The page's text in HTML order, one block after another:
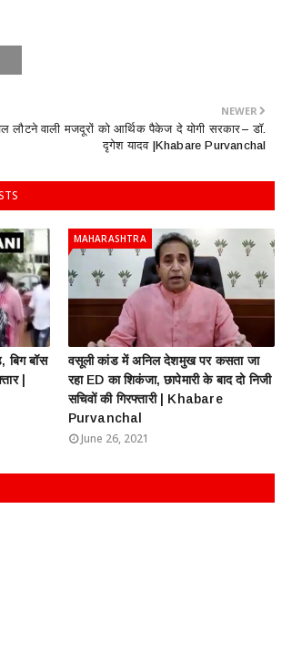
NEWER
लौटने वाली मजदूरों को आर्थिक पैकेज दे योगी सरकार– डॉ.
दृगेश यादव |Khabare Purvanchal
बिग बॉस
|
MAHARASHTRA
वसूली कांड में अनिल देशमुख पर कसता जा
रहा ED का शिकंजा, छापेमारी के बाद दो निजी
सचिवों की गिरफ्तारी | Khabare
Purvanchal
June 26, 2021